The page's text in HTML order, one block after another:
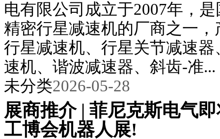
电有限公司成立于2007年，
精密行星减速机的厂商之一
行星减速机、行星关节减速
速机、谐波减速器、斜齿-准...
未分类2026-05-28
展商推介 | 菲尼克斯电气
工博会机器人展!